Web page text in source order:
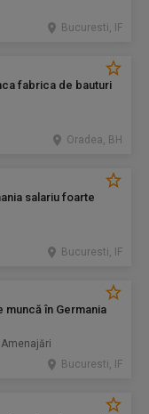
Bucuresti, IF
fabrica de bauturi
Oradea, BH
salariu foarte
Bucuresti, IF
în Germania
Bucuresti, IF